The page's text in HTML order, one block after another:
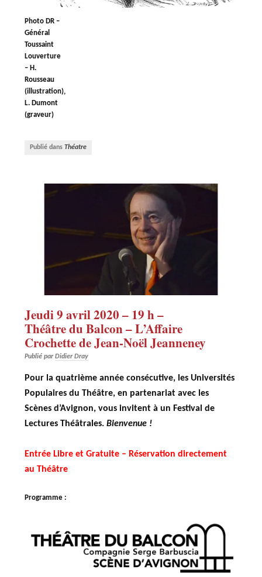
Photo DR –
Général
Toussaint
Louverture
– H.
Rousseau
(illustration),
L. Dumont
(graveur)
Publié dans Théatre
Jeudi 9 avril 2020 – 19 h –
Théâtre du Balcon – L’Affaire
Crochette de Jean-Noël Jeanneney
Publié parDidier Dray
Pour la quatrième année consécutive, les Universités
Populaires du Théâtre, en partenariat avec les
Scènes d’Avignon, vous invitent à un Festival de
Lectures Théâtrales.Bienvenue !
Entrée Libre et Gratuite – Réservation directement
au Théâtre
Programme :